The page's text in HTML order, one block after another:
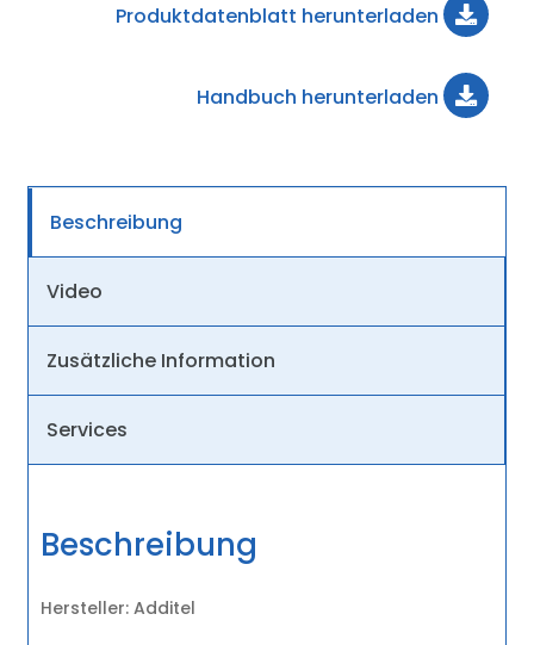
Produktdatenblatt herunterladen
Handbuch herunterladen
Beschreibung
Video
Zusätzliche Information
Services
Beschreibung
Hersteller: Additel